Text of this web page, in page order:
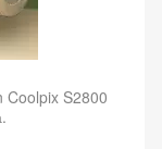
S2800